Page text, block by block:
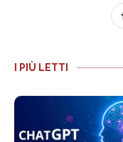
I PIÙ LETTI